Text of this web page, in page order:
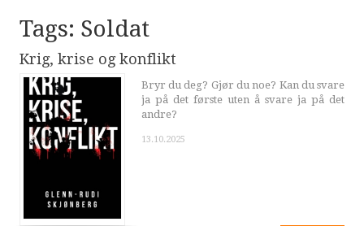
Tags: Soldat
Krig, krise og konflikt
Bryr du deg? Gjør du noe? Kan du svare
ja på det første uten å svare ja på det
andre?
13.10.2025